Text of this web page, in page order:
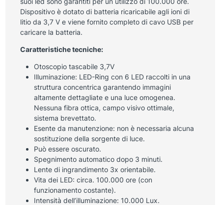
Dispositivo è dotato di batteria ricaricabile agli ioni di
litio da 3,7 V e viene fornito completo di cavo USB per
caricare la batteria.
Caratteristiche tecniche:
Otoscopio tascabile 3,7V
Illuminazione: LED-Ring con 6 LED raccolti in una
struttura concentrica garantendo immagini
altamente dettagliate e una luce omogenea.
Nessuna fibra ottica, campo visivo ottimale,
sistema brevettato.
Esente da manutenzione: non è necessaria alcuna
sostituzione della sorgente di luce.
Può essere oscurato.
Spegnimento automatico dopo 3 minuti.
Lente di ingrandimento 3x orientabile.
Vita dei LED: circa. 100.000 ore (con
funzionamento costante).
Intensità dell’illuminazione: 10.000 Lux.